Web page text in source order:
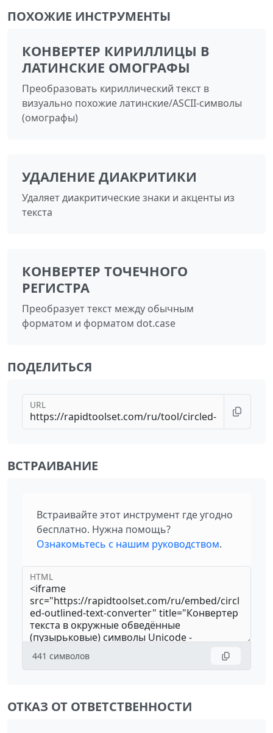
ПОХОЖИЕ ИНСТРУМЕНТЫ
КОНВЕРТЕР КИРИЛЛИЦЫ В
ЛАТИНСКИЕ ОМОГРАФЫ
Преобразовать кириллический текст в
визуально похожие латинские/ASCII-символы
(омографы)
УДАЛЕНИЕ ДИАКРИТИКИ
Удаляет диакритические знаки и акценты из
текста
КОНВЕРТЕР ТОЧЕЧНОГО
РЕГИСТРА
Преобразует текст между обычным
форматом и форматом dot.case
ПОДЕЛИТЬСЯ
URL
ВСТРАИВАНИЕ
Встраивайте этот инструмент где угодно
бесплатно. Нужна помощь?
Ознакомьтесь с нашим руководством.
HTML
441 символов
ОТКАЗ ОТ ОТВЕТСТВЕННОСТИ